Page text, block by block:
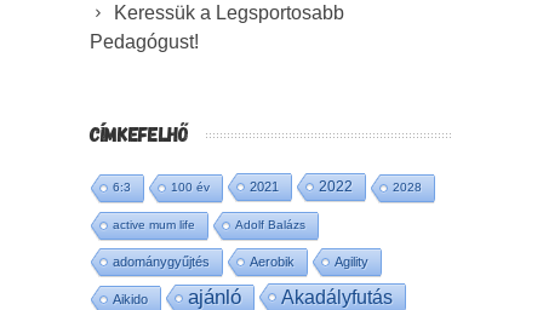
Keressük a Legsportosabb
Pedagógust!
CÍMKEFELHŐ
6:3 100 év 2021 2022 2028
active mum life Adolf Balázs
adománygyűjtés Aerobik Agility
Aikido ajánló Akadályfutás